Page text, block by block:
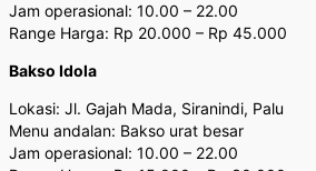
Jam operasional: 10.00 – 22.00
Range Harga: Rp 20.000 – Rp 45.000
Bakso Idola
Lokasi: Jl. Gajah Mada, Siranindi, Palu
Menu andalan: Bakso urat besar
Jam operasional: 10.00 – 22.00